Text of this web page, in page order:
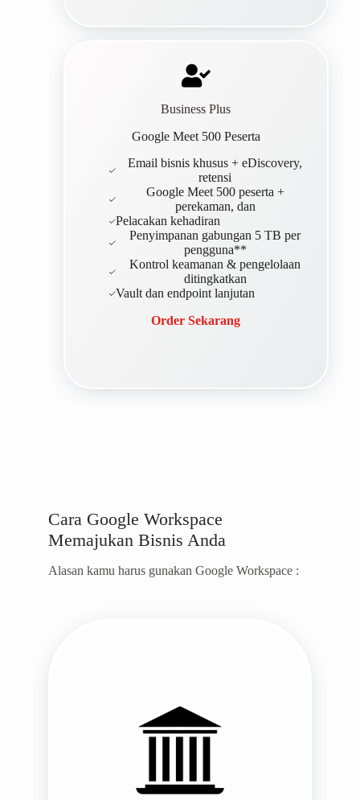
Business Plus
Google Meet 500 Peserta
Email bisnis khusus + eDiscovery,
retensi
Google Meet 500 peserta +
perekaman, dan
Pelacakan kehadiran
Penyimpanan gabungan 5 TB per
pengguna**
Kontrol keamanan & pengelolaan
ditingkatkan
Vault dan endpoint lanjutan
Order Sekarang
Cara Google Workspace
Memajukan Bisnis Anda
Alasan kamu harus gunakan Google Workspace :